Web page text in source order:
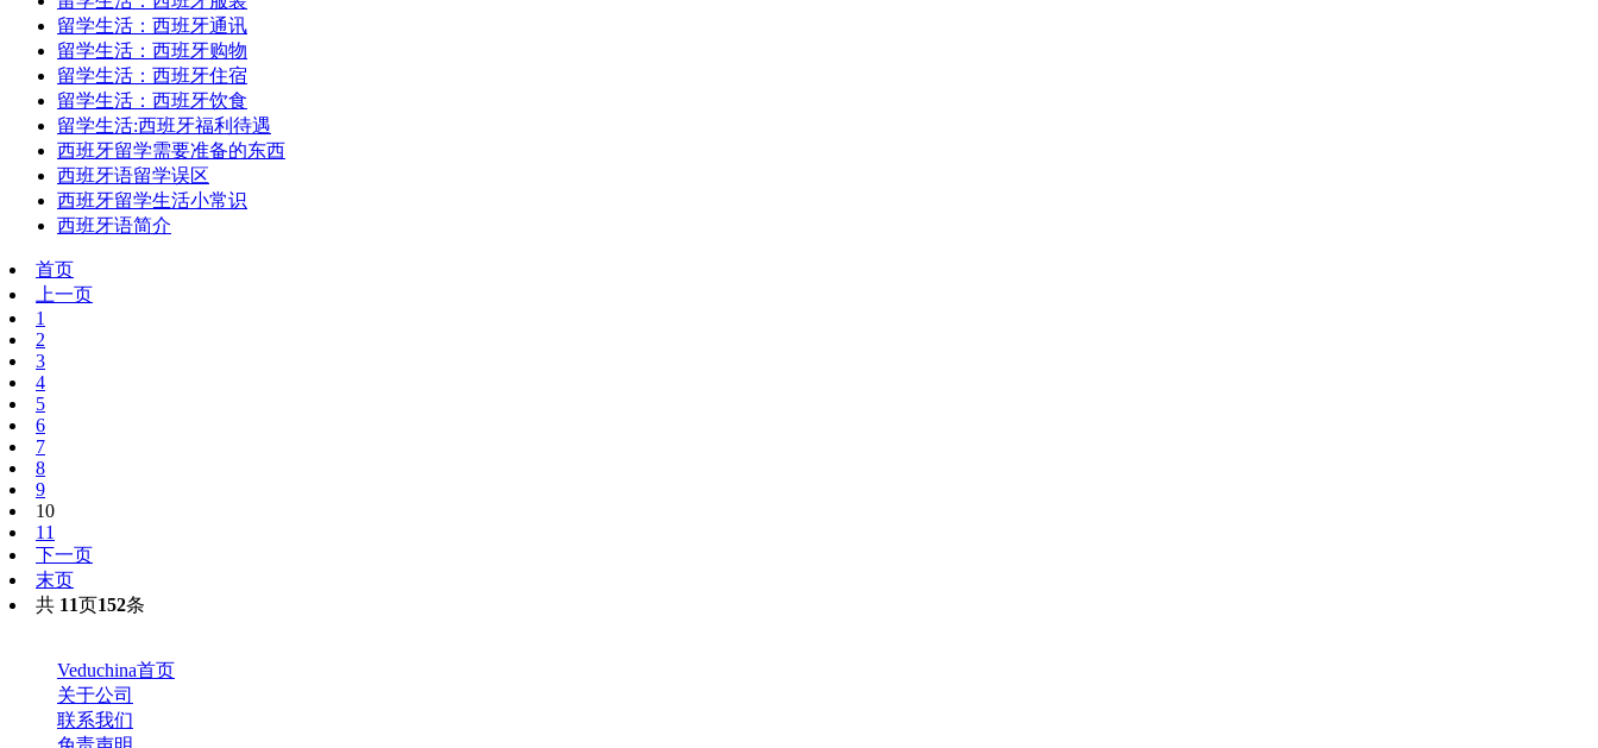
留学生活：西班牙通讯
留学生活：西班牙购物
留学生活：西班牙住宿
留学生活：西班牙饮食
留学生活:西班牙福利待遇
西班牙留学需要准备的东西
西班牙语留学误区
西班牙留学生活小常识
西班牙语简介
首页
上一页
1
2
3
4
5
6
7
8
9
10
11
下一页
末页
共 11页152条
Veduchina首页
关于公司
联系我们